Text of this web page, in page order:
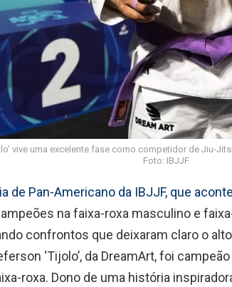
vive uma excelente fase como competidor de Jiu-
Foto: IBJJF
de Pan-Americano da IBJJF, que
na faixa-roxa masculino e
confrontos que deixaram claro o
‘Tijolo’, da DreamArt, foi
roxa. Dono de uma história